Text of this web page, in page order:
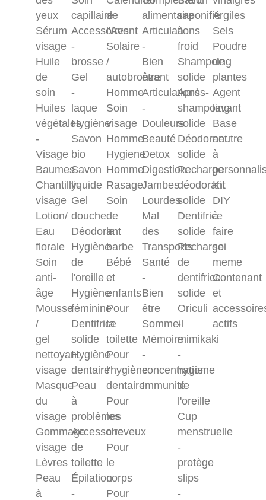
yeux
Sérum
visage
Huile
de
soin
Huiles
végétales
-
Visage
Baumes
Chantilly-
visage
Lotion/
Eau
florale
Soin
anti-
âge
Mousse
/
gel
nettoyant
visage
Masque
du
visage
Gommage
visage
Lèvres
Peau
à
capillaire
Accessoires
-
brosse
Gel
-
laque
Hygiène
Savon
bio
Savon
liquide
Gel
douche
Déodorant
Hygiène
de
l'oreille
Hygiène
féminine
Dentifrice
solide
Hygiène
dentaire
Peau
à
problèmes
Accessoire
de
toilette
Épilation
-
de
l'Avent
Solaire
/
autobronzant
Homme
Soin
visage
Homme
Hygiene
Homme
Rasage
Soin
de
la
barbe
Bébé
et
enfants
Pour
la
toilette
Pour
l'hygiène
dentaire
Pour
les
cheveux
Pour
le
corps
Pour
alimentaire
Articulations
-
Bien
être
Articulations
-
Douleurs
Beauté
Detox
Digestion
Jambes
Lourdes
Mal
des
Transports
Santé
-
Bien
être
Sommeil
Mémoire
-
concentration
Immunité
saponifié
à
froid
Shampoing
solide
Après-
shampoing
solide
Déodorant
solide
Recharge
déodorant
solide
Dentifrice
solide
Recharge
de
dentifrice
solide
Oriculi
-
mimikaki
-
hygiene
de
l'oreille
Cup
menstruelle
-
protège
slips
-
Argiles
Sels
Poudre
de
plantes
Agent
lavant
Base
neutre
à
Kit
DIY
à
faire
soi
meme
Contenant
et
actifs